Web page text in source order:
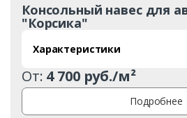
Консольный навес для
"Корсика"
Характеристики
От: 4 700 руб./м²
Подробнее